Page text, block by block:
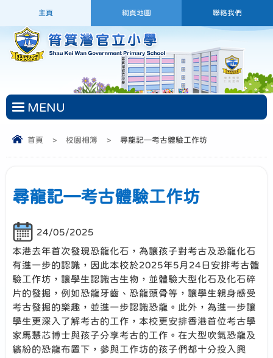
主頁 網頁地圖 聯絡我們
MENU
首頁 > 校園相簿 > 尋龍記—考古體驗工作坊
尋龍記—考古體驗工作坊
24/05/2025
本港去年首次發現恐龍化石，為讓孩子對考古及恐龍化石
有進一步的認識，因此本校於2025年5月24日安排考古體
驗工作坊，讓學生認識古生物，並體驗大型化石及化石碎
片的發掘，例如恐龍牙齒、恐龍頭骨等，讓學生親身感受
考古發掘的樂趣，並進一步認識恐龍。此外，為進一步讓
學生更深入了解考古的工作，本校更安排香港首位考古學
家馬慧芯博士與孩子分享考古的工作。在大型吹氣恐龍及
繽紛的恐龍布置下，參與工作坊的孩子們都十分投入興